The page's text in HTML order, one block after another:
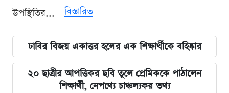
উপস্থিতির...
বিস্তারিত
ঢাবির বিজয় একাত্তর হলের এক শিক্ষার্থীকে বহিষ্কার
২০ ছাত্রীর আপত্তিকর ছবি তুলে প্রেমিককে পাঠালেন
শিক্ষার্থী, নেপথ্যে চাঞ্চল্যকর তথ্য